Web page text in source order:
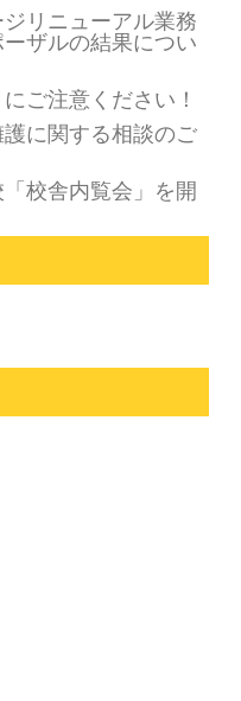
リニューアル業務
ザルの結果につい
ご注意ください！
に関する相談のご
校舎内覧会」を開